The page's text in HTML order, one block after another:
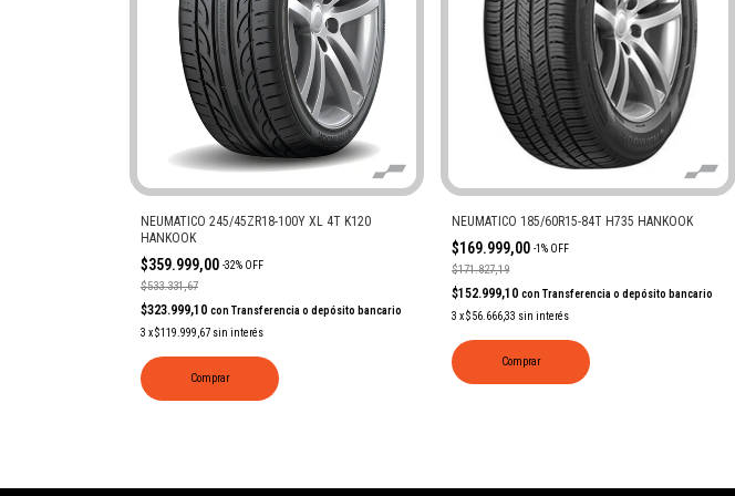
NEUMATICO 245/45ZR18-100Y XL 4T K120
HANKOOK
$359.999,00 -32% OFF
$533.331,67
$323.999,10 con Transferencia o depósito bancario
3 x$119.999,67 sin interés
Comprar
NEUMATICO 185/60R15-84T H735 HANKOOK
$169.999,00-1% OFF
$171.827,19
$152.999,10con Transferencia o depósito bancario
3 x$56.666,33 sin interés
Comprar